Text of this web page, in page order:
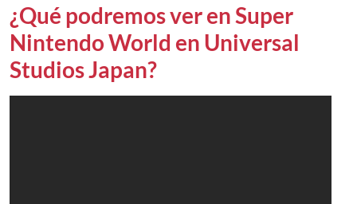
¿Qué podremos ver en Super
Nintendo World en Universal
Studios Japan?